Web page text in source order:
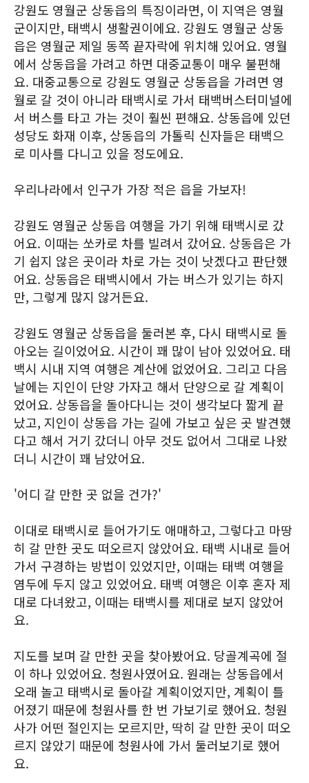
강원도 영월군 상동읍의 특징이라면, 이 지역은 영월
군이지만, 태백시 생활권이에요. 강원도 영월군 상동
읍은 영월군 제일 동쪽 끝자락에 위치해 있어요. 영월
에서 상동읍을 가려고 하면 대중교통이 매우 불편해
요. 대중교통으로 강원도 영월군 상동읍을 가려면 영
월로 갈 것이 아니라 태백시로 가서 태백버스터미널에
서 버스를 타고 가는 것이 훨씬 편해요. 상동읍에 있던
성당도 화재 이후, 상동읍의 가톨릭 신자들은 태백으
로 미사를 다니고 있을 정도에요.
우리나라에서 인구가 가장 적은 읍을 가보자!
강원도 영월군 상동읍 여행을 가기 위해 태백시로 갔
어요. 이때는 쏘카로 차를 빌려서 갔어요. 상동읍은 가
기 쉽지 않은 곳이라 차로 가는 것이 낫겠다고 판단했
어요. 상동읍은 태백시에서 가는 버스가 있기는 하지
만, 그렇게 많지 않거든요.
강원도 영월군 상동읍을 둘러본 후, 다시 태백시로 돌
아오는 길이었어요. 시간이 꽤 많이 남아 있었어요. 태
백시 시내 지역 여행은 계산에 없었어요. 그리고 다음
날에는 지인이 단양 가자고 해서 단양으로 갈 계획이
었어요. 상동읍을 돌아다니는 것이 생각보다 짧게 끝
났고, 지인이 상동읍 가는 길에 가보고 싶은 곳 발견했
다고 해서 거기 갔더니 아무 것도 없어서 그대로 나왔
더니 시간이 꽤 남았어요.
'어디 갈 만한 곳 없을 건가?'
이대로 태백시로 들어가기도 애매하고, 그렇다고 마땅
히 갈 만한 곳도 떠오르지 않았어요. 태백 시내로 들어
가서 구경하는 방법이 있었지만, 이때는 태백 여행을
염두에 두지 않고 있었어요. 태백 여행은 이후 혼자 제
대로 다녀왔고, 이때는 태백시를 제대로 보지 않았어
요.
지도를 보며 갈 만한 곳을 찾아봤어요. 당골계곡에 절
이 하나 있었어요. 청원사였어요. 원래는 상동읍에서
오래 놀고 태백시로 돌아갈 계획이었지만, 계획이 틀
어졌기 때문에 청원사를 한 번 가보기로 했어요. 청원
사가 어떤 절인지는 모르지만, 딱히 갈 만한 곳이 떠오
르지 않았기 때문에 청원사에 가서 둘러보기로 했어
요.